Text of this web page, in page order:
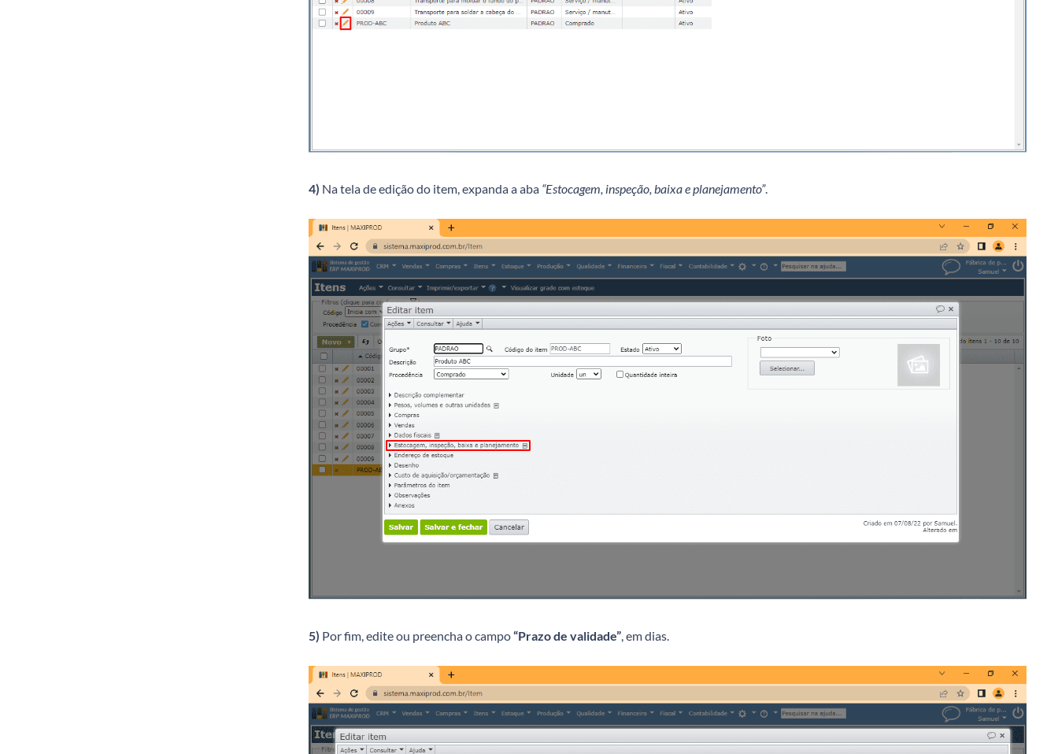
4) Na tela de edição do item, expanda a aba “Estocagem, inspeção, baixa e planejamento”.
5) Por fim, edite ou preencha o campo“Prazo de validade”, em dias.